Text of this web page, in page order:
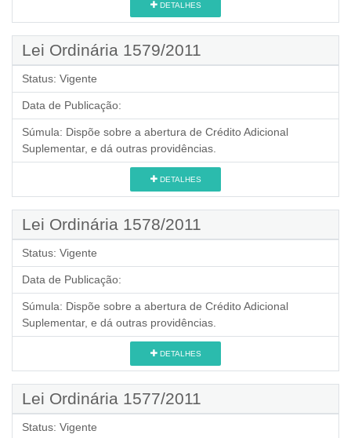
DETALHES
Lei Ordinária 1579/2011
Status: Vigente
Data de Publicação:
Súmula: Dispõe sobre a abertura de Crédito Adicional
Suplementar, e dá outras providências.
DETALHES
Lei Ordinária 1578/2011
Status: Vigente
Data de Publicação:
Súmula: Dispõe sobre a abertura de Crédito Adicional
Suplementar, e dá outras providências.
DETALHES
Lei Ordinária 1577/2011
Status: Vigente